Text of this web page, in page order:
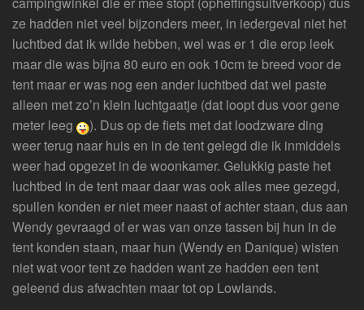
ze hadden niet veel bijzonders meer, in iedergeval niet het
luchtbed dat ik wilde hebben, wel was er 1 die erop leek
maar die was bijna 80 euro en ook 10cm te breed voor de
tent maar er was nog een ander luchtbed dat wel paste
alleen met zo’n klein luchtgaatje (dat loopt dus voor gene
meter leeg
). Dus op de fiets met dat loodzware ding
weer terug naar huis en in de tent gelegd die ik inmiddels
weer had opgezet in de woonkamer. Gelukkig paste het
luchtbed in de tent maar daar was ook alles mee gezegd,
spullen konden er niet meer naast of achter staan, dus aan
Wendy gevraagd of er was van onze tassen bij hun in de
tent konden staan, maar hun (Wendy en Danique) wisten
niet wat voor tent ze hadden want ze hadden een tent
geleend dus afwachten maar tot op Lowlands.